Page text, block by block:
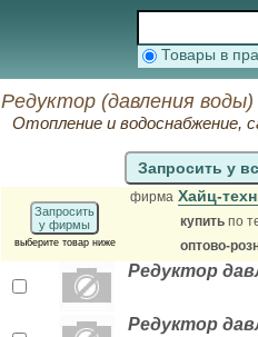
Товары в
Редуктор (давления
Отопление и водоснабжение,
Запросить у
Запросить
у фирмы
выберите товар ниже
фирма Хайц-
купить по
оптово-
Редуктор
Редуктор